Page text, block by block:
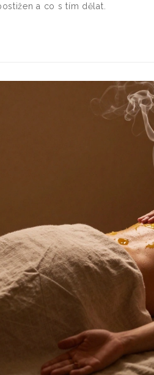
a co s tím dělat.